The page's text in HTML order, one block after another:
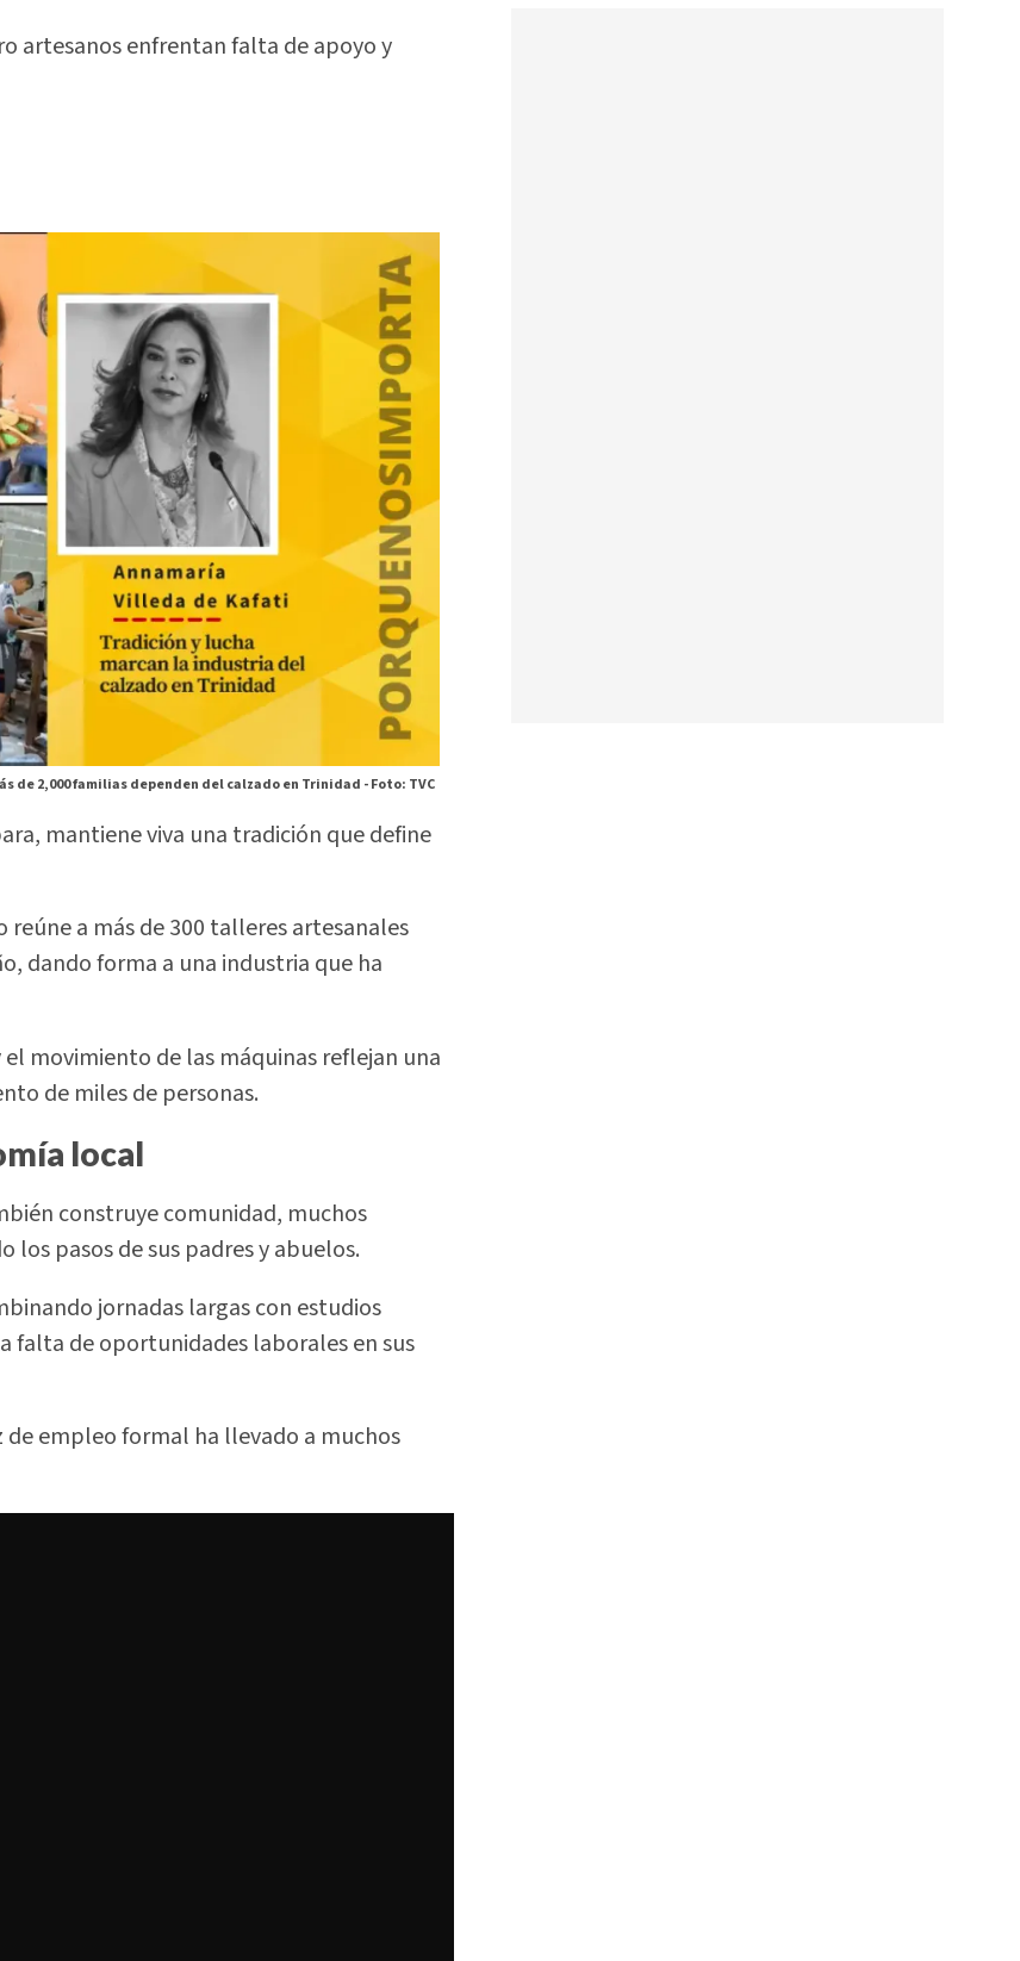
artesanos enfrentan falta de apoyo y
de 2,000 familias dependen del calzado en Trinidad -Foto: TVC
mantiene viva una tradición que define
a más de 300 talleres artesanales
dando forma a una industria que ha
movimiento de las máquinas reflejan una
de miles de personas.
local
construye comunidad, muchos
los pasos de sus padres y abuelos.
jornadas largas con estudios
de oportunidades laborales en sus
de empleo formal ha llevado a muchos